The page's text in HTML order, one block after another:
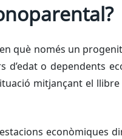
què només un
o dependents
mitjançant el
econòmiques